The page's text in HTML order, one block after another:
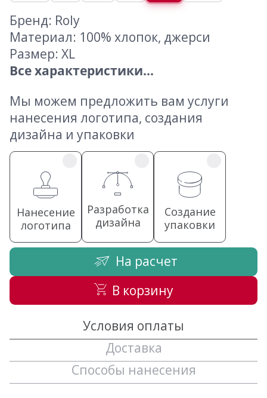
Бренд: Roly
Материал: 100% хлопок, джерси
Размер: XL
Все характеристики...
Мы можем предложить вам услуги
нанесения логотипа, создания
дизайна и упаковки
Нанесение
логотипа
Разработка
дизайна
Создание
упаковки
На расчет
В корзину
Условия оплаты
Доставка
Способы нанесения